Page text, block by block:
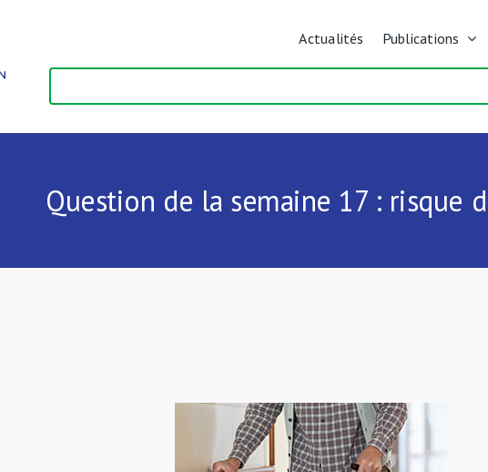
Actualités Publications
Question de la semaine 17 : risque